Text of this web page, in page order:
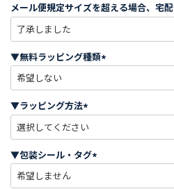
メール便規定サイズを超える場合、宅配
▼無料ラッピング種類
必
)
▼ラッピング方法
必
須
)
▼包装シール・タグ
必